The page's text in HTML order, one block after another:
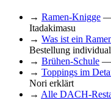
→ Ramen-Knigge —
Itadakimasu
→ Was ist ein
Bestellung
→ Brühen-Schule —
→ Toppings im
Nori erklärt
→ Alle DACH-